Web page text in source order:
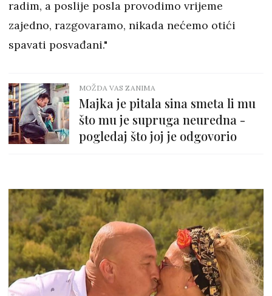
radim, a poslije posla provodimo vrijeme
zajedno, razgovaramo, nikada nećemo otići
spavati posvađani."
MOŽDA VAS ZANIMA
Majka je pitala sina smeta li mu
što mu je supruga neuredna -
pogledaj što joj je odgovorio